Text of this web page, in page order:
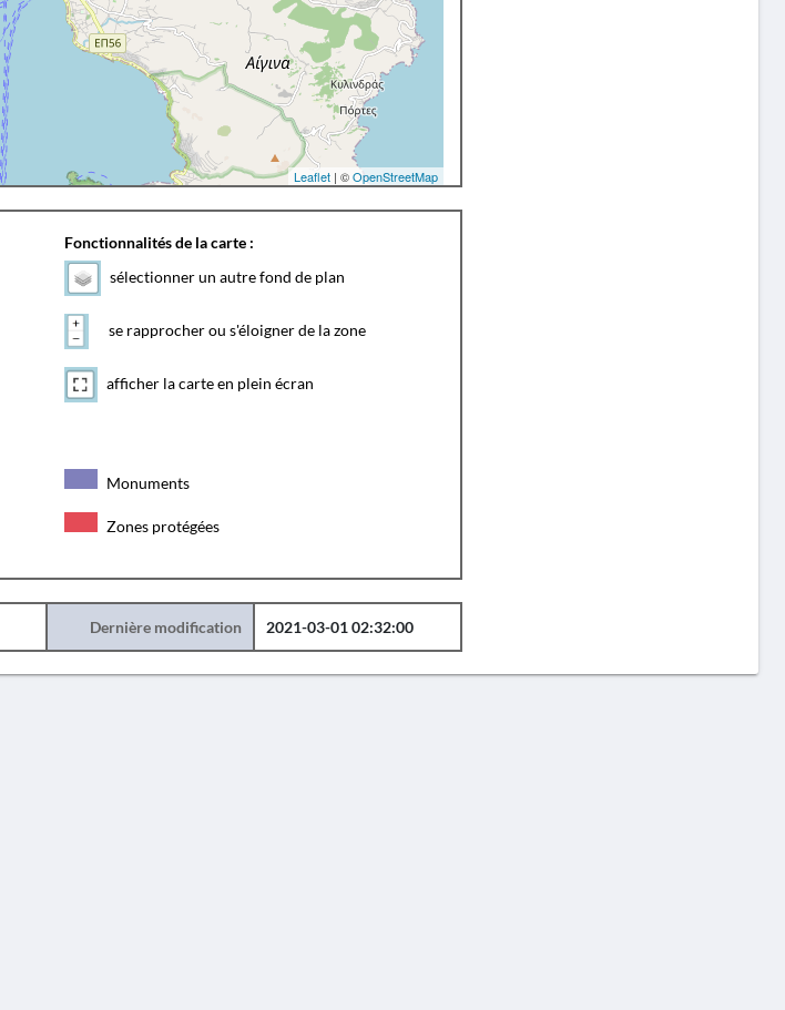
Leaflet| ©OpenStreetMap
Fonctionnalités de la carte :
sélectionner un autre fond de plan
se rapprocher ou s'éloigner de la zone
afficher la carte en plein écran
Monuments
Zones protégées
Dernière modification 2021-03-01 02:32:00